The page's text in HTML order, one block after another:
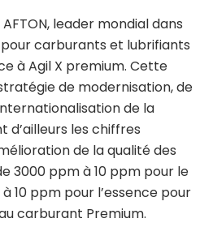
leader mondial dans
pour carburants et lubrifiants
à Agil X premium. Cette
de modernisation, de
de la
d’ailleurs les chiffres
de la qualité des
3000 ppm à 10 ppm pour le
10 ppm pour l’essence pour
carburant Premium.